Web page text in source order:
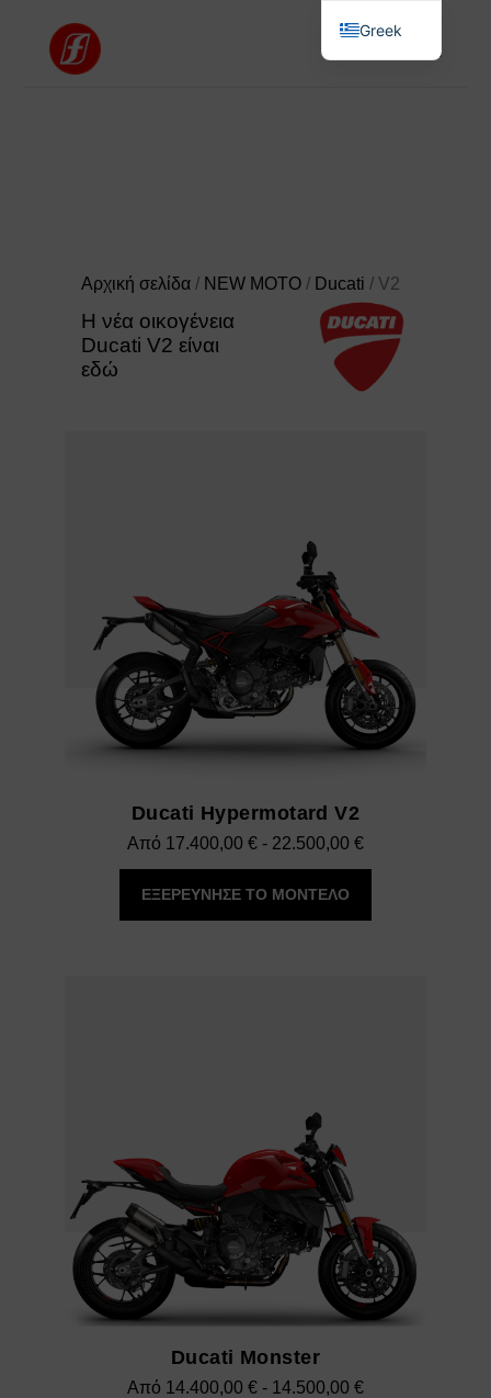
Αρχική σελίδα / NEW MOTO / Ducati / V2
Η νέα οικογένεια
Ducati V2 είναι
εδώ
Ducati Hypermotard V2
Από 17.400,00 € - 22.500,00 €Εύρος
τιμών:
ΕΞΕΡΕΥΝΗΣΕ ΤΟ ΜΟΝΤΕΛΟ
Ducati Monster
Από 14.400,00 € - 14.500,00 €Εύρος
Greek
English